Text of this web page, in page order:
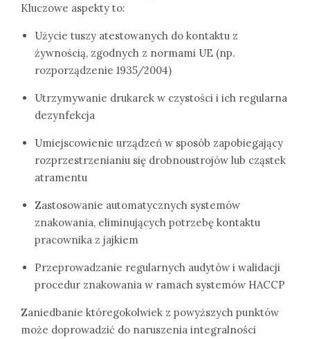
Kluczowe aspekty to:
Użycie tuszy atestowanych do kontaktu z
żywnością, zgodnych z normami UE (np.
rozporządzenie 1935/2004)
Utrzymywanie drukarek w czystości i ich regularna
dezynfekcja
Umiejscowienie urządzeń w sposób zapobiegający
rozprzestrzenianiu się drobnoustrojów lub cząstek
atramentu
Zastosowanie automatycznych systemów
znakowania, eliminujących potrzebę kontaktu
pracownika z jajkiem
Przeprowadzanie regularnych audytów i walidacji
procedur znakowania w ramach systemów HACCP
Zaniedbanie któregokolwiek z powyższych punktów
może doprowadzić do naruszenia integralności